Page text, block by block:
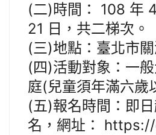
(二)時間： 108 年
21 日，共二梯次。
(三)地點：臺北市
(四)活動對象：一
庭(兒童須年滿六歲
(五)報名時間：即
名，網址：